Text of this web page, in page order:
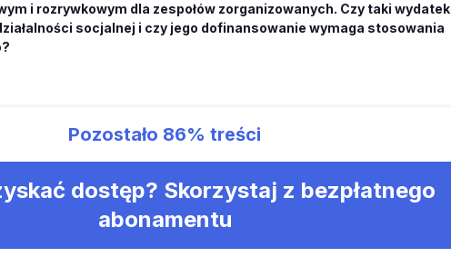
i rozrywkowym dla zespołów zorganizowanych. Czy taki wydatek
socjalnej i czy jego dofinansowanie wymaga stosowania
Pozostało 86% treści
dostęp? Skorzystaj z bezpłatnego
abonamentu